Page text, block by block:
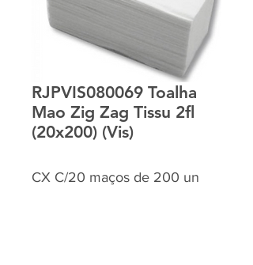
RJPVIS080069 Toalha
Mao Zig Zag Tissu 2fl
(20x200) (Vis)
CX C/20 maços de 200 un